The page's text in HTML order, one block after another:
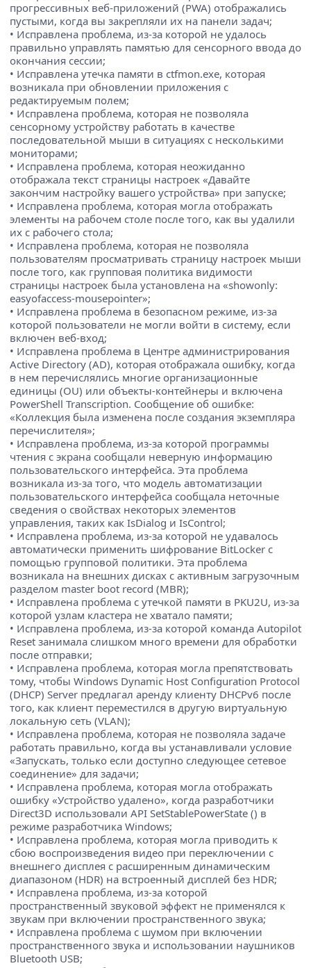
прогрессивных веб-приложений (PWA) отображались
пустыми, когда вы закрепляли их на панели задач;
• Исправлена проблема, из-за которой не удалось
правильно управлять памятью для сенсорного ввода до
окончания сессии;
• Исправлена утечка памяти в ctfmon.exe, которая
возникала при обновлении приложения с
редактируемым полем;
• Исправлена проблема, которая не позволяла
сенсорному устройству работать в качестве
последовательной мыши в ситуациях с несколькими
мониторами;
• Исправлена проблема, которая неожиданно
отображала текст страницы настроек «Давайте
закончим настройку вашего устройства» при запуске;
• Исправлена проблема, которая могла отображать
элементы на рабочем столе после того, как вы удалили
их с рабочего стола;
• Исправлена проблема, которая не позволяла
пользователям просматривать страницу настроек мыши
после того, как групповая политика видимости
страницы настроек была установлена на «showonly:
easyofaccess-mousepointer»;
• Исправлена проблема в безопасном режиме, из-за
которой пользователи не могли войти в систему, если
включен веб-вход;
• Исправлена проблема в Центре администрирования
Active Directory (AD), которая отображала ошибку, когда
в нем перечислялись многие организационные
единицы (OU) или объекты-контейнеры и включена
PowerShell Transcription. Сообщение об ошибке:
«Коллекция была изменена после создания экземпляра
перечислителя»;
• Исправлена проблема, из-за которой программы
чтения с экрана сообщали неверную информацию
пользовательского интерфейса. Эта проблема
возникала из-за того, что модель автоматизации
пользовательского интерфейса сообщала неточные
сведения о свойствах некоторых элементов
управления, таких как IsDialog и IsControl;
• Исправлена проблема, из-за которой не удавалось
автоматически применить шифрование BitLocker с
помощью групповой политики. Эта проблема
возникала на внешних дисках с активным загрузочным
разделом master boot record (MBR);
• Исправлена проблема с утечкой памяти в PKU2U, из-за
которой узлам кластера не хватало памяти;
• Исправлена проблема, из-за которой команда Autopilot
Reset занимала слишком много времени для обработки
после отправки;
• Исправлена проблема, которая могла препятствовать
тому, чтобы Windows Dynamic Host Configuration Protocol
(DHCP) Server предлагал аренду клиенту DHCPv6 после
того, как клиент переместился в другую виртуальную
локальную сеть (VLAN);
• Исправлена проблема, которая не позволяла задаче
работать правильно, когда вы устанавливали условие
«Запускать, только если доступно следующее сетевое
соединение» для задачи;
• Исправлена проблема, которая могла отображать
ошибку «Устройство удалено», когда разработчики
Direct3D использовали API SetStablePowerState () в
режиме разработчика Windows;
• Исправлена проблема, которая могла приводить к
сбою воспроизведения видео при переключении с
внешнего дисплея с расширенным динамическим
диапазоном (HDR) на встроенный дисплей без HDR;
• Исправлена проблема, из-за которой
пространственный звуковой эффект не применялся к
звукам при включении пространственного звука;
• Исправлена проблема с шумом при включении
пространственного звука и использовании наушников
Bluetooth USB;